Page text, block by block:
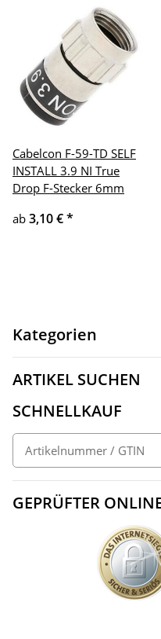
Cabelcon F-59-TD SELF
INSTALL 3.9 NI True
Drop F-Stecker 6mm
ab 3,10 €*
Kategorien
ARTIKEL SUCHEN
SCHNELLKAUF
GEPRÜFTER